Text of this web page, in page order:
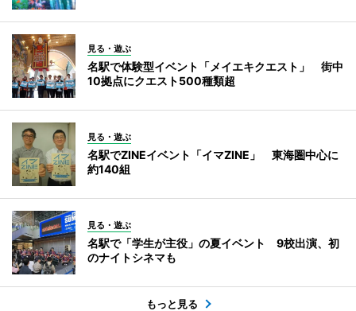
見る・遊ぶ
名駅で体験型イベント「メイエキクエスト」 街中
10拠点にクエスト500種類超
見る・遊ぶ
名駅でZINEイベント「イマZINE」 東海圏中心に
約140組
見る・遊ぶ
名駅で「学生が主役」の夏イベント 9校出演、初
のナイトシネマも
もっと見る